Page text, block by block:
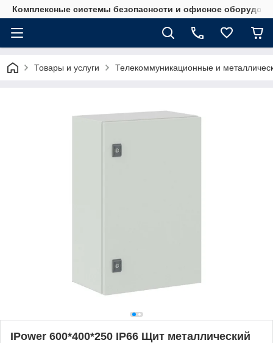
Комплексные системы безопасности и офисное
Товары и услуги Телекоммуникационные и
IPower 600*400*250 IP66 Щит металлический